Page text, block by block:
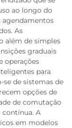
ao longo do
As
além de simples
graduais
operações
para
se de sistemas de
opções de
de comutação
contínua. A
em modelos